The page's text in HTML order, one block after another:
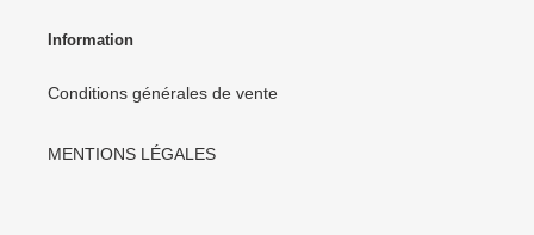
Information
Conditions générales de vente
MENTIONS LÉGALES